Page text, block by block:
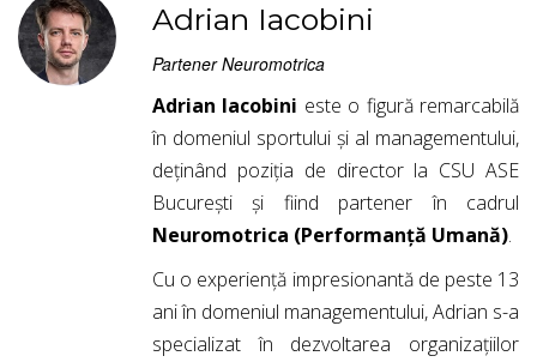
Adrian Iacobini
Partener Neuromotrica
Adrian Iacobini este o figură remarcabilă
în domeniul sportului și al managementului,
deținând poziția de director la CSU ASE
București și fiind partener în cadrul
Neuromotrica (Performanță Umană).
Cu o experiență impresionantă de peste 13
ani în domeniul managementului, Adrian s-a
specializat în dezvoltarea organizațiilor